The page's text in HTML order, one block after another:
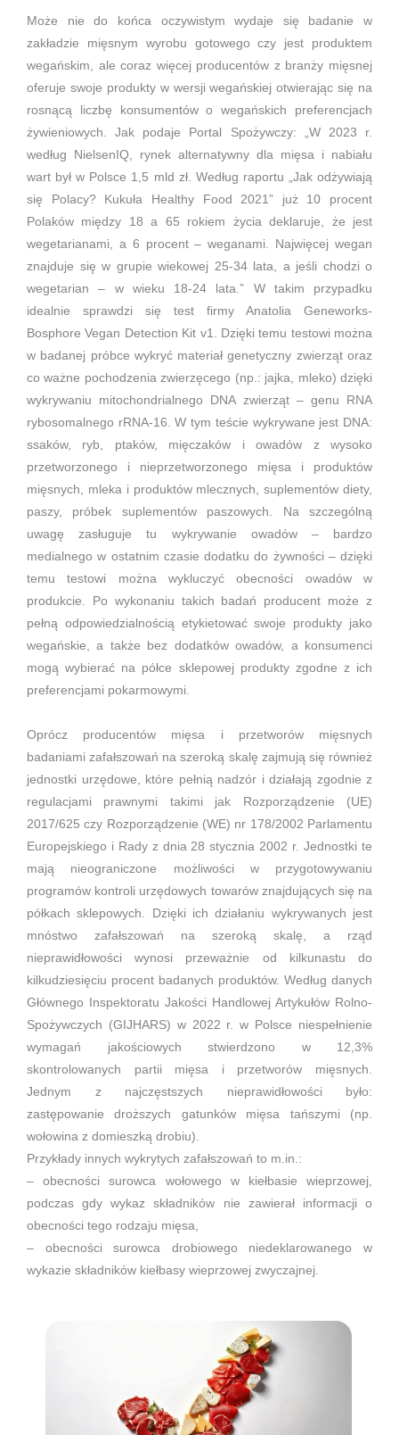
Może nie do końca oczywistym wydaje się badanie w
zakładzie mięsnym wyrobu gotowego czy jest produktem
wegańskim, ale coraz więcej producentów z branży mięsnej
oferuje swoje produkty w wersji wegańskiej otwierając się na
rosnącą liczbę konsumentów o wegańskich preferencjach
żywieniowych. Jak podaje Portal Spożywczy: „W 2023 r.
według NielsenIQ, rynek alternatywny dla mięsa i nabiału
wart był w Polsce 1,5 mld zł. Według raportu „Jak odżywiają
się Polacy? Kukuła Healthy Food 2021” już 10 procent
Polaków między 18 a 65 rokiem życia deklaruje, że jest
wegetarianami, a 6 procent – weganami. Najwięcej wegan
znajduje się w grupie wiekowej 25-34 lata, a jeśli chodzi o
wegetarian – w wieku 18-24 lata.” W takim przypadku
idealnie sprawdzi się test firmy Anatolia Geneworks-
Bosphore Vegan Detection Kit v1. Dzięki temu testowi można
w badanej próbce wykryć materiał genetyczny zwierząt oraz
co ważne pochodzenia zwierzęcego (np.: jajka, mleko) dzięki
wykrywaniu mitochondrialnego DNA zwierząt – genu RNA
rybosomalnego rRNA-16. W tym teście wykrywane jest DNA:
ssaków, ryb, ptaków, mięczaków i owadów z wysoko
przetworzonego i nieprzetworzonego mięsa i produktów
mięsnych, mleka i produktów mlecznych, suplementów diety,
paszy, próbek suplementów paszowych. Na szczególną
uwagę zasługuje tu wykrywanie owadów – bardzo
medialnego w ostatnim czasie dodatku do żywności – dzięki
temu testowi można wykluczyć obecności owadów w
produkcie. Po wykonaniu takich badań producent może z
pełną odpowiedzialnością etykietować swoje produkty jako
wegańskie, a także bez dodatków owadów, a konsumenci
mogą wybierać na półce sklepowej produkty zgodne z ich
preferencjami pokarmowymi.
Oprócz producentów mięsa i przetworów mięsnych
badaniami zafałszowań na szeroką skalę zajmują się również
jednostki urzędowe, które pełnią nadzór i działają zgodnie z
regulacjami prawnymi takimi jak Rozporządzenie (UE)
2017/625 czy Rozporządzenie (WE) nr 178/2002 Parlamentu
Europejskiego i Rady z dnia 28 stycznia 2002 r. Jednostki te
mają nieograniczone możliwości w przygotowywaniu
programów kontroli urzędowych towarów znajdujących się na
półkach sklepowych. Dzięki ich działaniu wykrywanych jest
mnóstwo zafałszowań na szeroką skalę, a rząd
nieprawidłowości wynosi przeważnie od kilkunastu do
kilkudziesięciu procent badanych produktów. Według danych
Głównego Inspektoratu Jakości Handlowej Artykułów Rolno-
Spożywczych (GIJHARS) w 2022 r. w Polsce niespełnienie
wymagań jakościowych stwierdzono w 12,3%
skontrolowanych partii mięsa i przetworów mięsnych.
Jednym z najczęstszych nieprawidłowości było:
zastępowanie droższych gatunków mięsa tańszymi (np.
wołowina z domieszką drobiu).
Przykłady innych wykrytych zafałszowań to m.in.:
– obecności surowca wołowego w kiełbasie wieprzowej,
podczas gdy wykaz składników nie zawierał informacji o
obecności tego rodzaju mięsa,
– obecności surowca drobiowego niedeklarowanego w
wykazie składników kiełbasy wieprzowej zwyczajnej.